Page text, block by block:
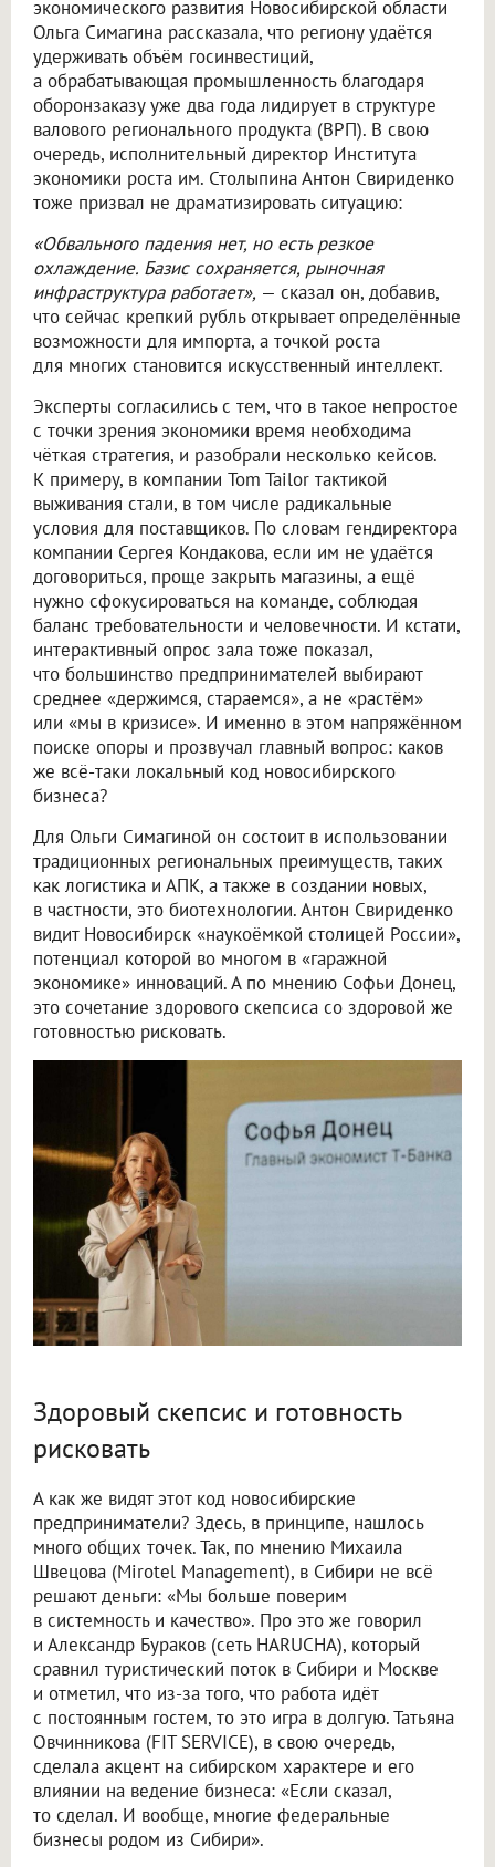
экономического развития Новосибирской области
Ольга Симагина рассказала, что региону удаётся
удерживать объём госинвестиций,
а обрабатывающая промышленность благодаря
оборонзаказу уже два года лидирует в структуре
валового регионального продукта (ВРП). В свою
очередь, исполнительный директор Института
экономики роста им. Столыпина Антон Свириденко
тоже призвал не драматизировать ситуацию:
«Обвального падения нет, но есть резкое
охлаждение. Базис сохраняется, рыночная
инфраструктура работает», — сказал он, добавив,
что сейчас крепкий рубль открывает определённые
возможности для импорта, а точкой роста
для многих становится искусственный интеллект.
Эксперты согласились с тем, что в такое непростое
с точки зрения экономики время необходима
чёткая стратегия, и разобрали несколько кейсов.
К примеру, в компании Tom Tailor тактикой
выживания стали, в том числе радикальные
условия для поставщиков. По словам гендиректора
компании Сергея Кондакова, если им не удаётся
договориться, проще закрыть магазины, а ещё
нужно сфокусироваться на команде, соблюдая
баланс требовательности и человечности. И кстати,
интерактивный опрос зала тоже показал,
что большинство предпринимателей выбирают
среднее «держимся, стараемся», а не «растём»
или «мы в кризисе». И именно в этом напряжённом
поиске опоры и прозвучал главный вопрос: каков
же всё-таки локальный код новосибирского
бизнеса?
Для Ольги Симагиной он состоит в использовании
традиционных региональных преимуществ, таких
как логистика и АПК, а также в создании новых,
в частности, это биотехнологии. Антон Свириденко
видит Новосибирск «наукоёмкой столицей России»,
потенциал которой во многом в «гаражной
экономике» инноваций. А по мнению Софьи Донец,
это сочетание здорового скепсиса со здоровой же
готовностью рисковать.
Здоровый скепсис и готовность
рисковать
А как же видят этот код новосибирские
предприниматели? Здесь, в принципе, нашлось
много общих точек. Так, по мнению Михаила
Швецова (Mirotel Management), в Сибири не всё
решают деньги: «Мы больше поверим
в системность и качество». Про это же говорил
и Александр Бураков (сеть HARUCHA), который
сравнил туристический поток в Сибири и Москве
и отметил, что из-за того, что работа идёт
с постоянным гостем, то это игра в долгую. Татьяна
Овчинникова (FIT SERVICE), в свою очередь,
сделала акцент на сибирском характере и его
влиянии на ведение бизнеса: «Если сказал,
то сделал. И вообще, многие федеральные
бизнесы родом из Сибири».